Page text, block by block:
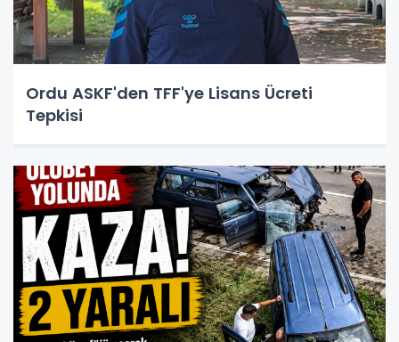
Ordu ASKF'den TFF'ye Lisans Ücreti
Tepkisi